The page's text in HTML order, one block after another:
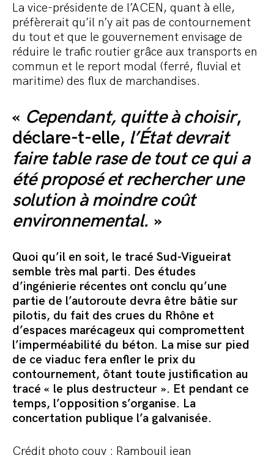
La vice-présidente de l’ACEN, quant à elle,
préfèrerait qu’il n’y ait pas de contournement
du tout et que le gouvernement envisage de
réduire le trafic routier grâce aux transports en
commun et le report modal (ferré, fluvial et
maritime) des flux de marchandises.
« Cependant, quitte à choisir,
déclare-t-elle, l’État devrait
faire table rase de tout ce qui a
été proposé et rechercher une
solution à moindre coût
environnemental. »
Quoi qu’il en soit, le tracé Sud-Vigueirat
semble très mal parti. Des études
d’ingénierie récentes ont conclu qu’une
partie de l’autoroute devra être bâtie sur
pilotis, du fait des crues du Rhône et
d’espaces marécageux qui compromettent
l’imperméabilité du béton. La mise sur pied
de ce viaduc fera enfler le prix du
contournement, ôtant toute justification au
tracé « le plus destructeur ». Et pendant ce
temps, l’opposition s’organise. La
concertation publique l’a galvanisée.
Crédit photo couv : Rambouil jean